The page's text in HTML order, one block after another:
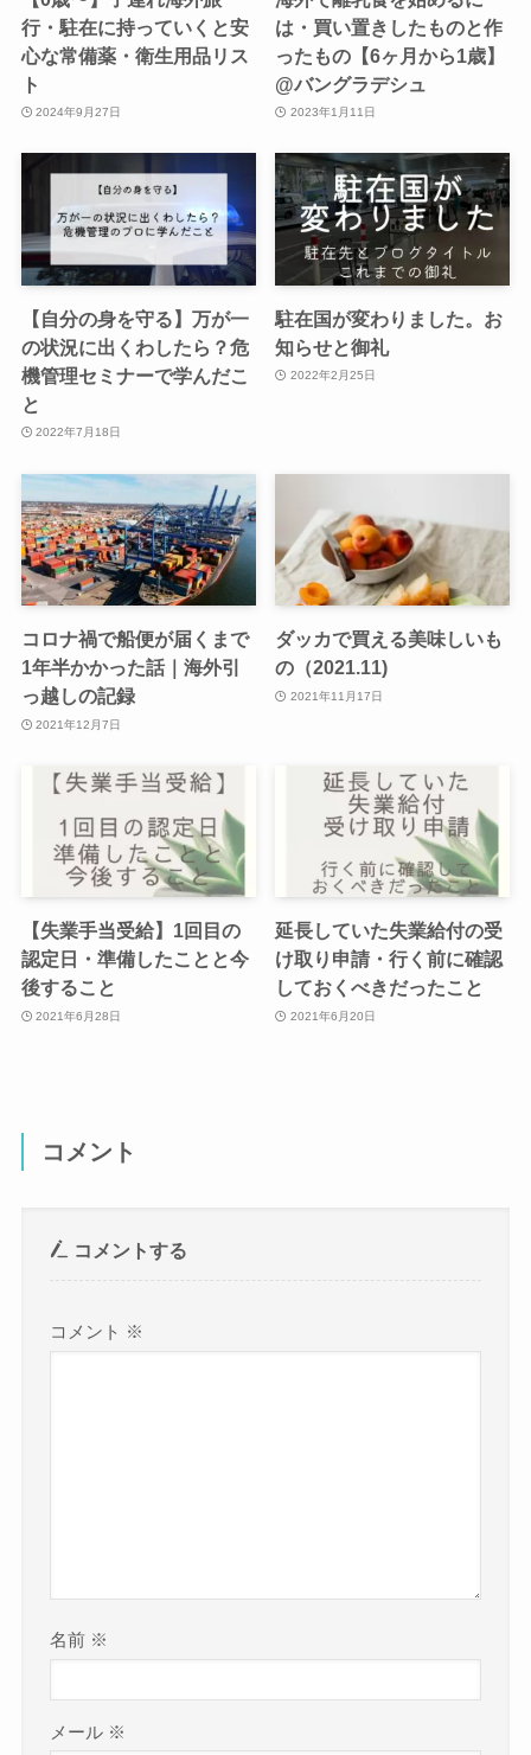
行・駐在に持っていくと安
心な常備薬・衛生用品リス
ト
2024年9月27日
は・買い置きしたものと作
ったもの【6ヶ月から1歳】
@バングラデシュ
2023年1月11日
【自分の身を守る】万が一
の状況に出くわしたら？危
機管理セミナーで学んだこ
と
2022年7月18日
駐在国が変わりました。お
知らせと御礼
2022年2月25日
コロナ禍で船便が届くまで
1年半かかった話｜海外引
っ越しの記録
2021年12月7日
ダッカで買える美味しいも
の（2021.11)
2021年11月17日
【失業手当受給】1回目の
認定日・準備したことと今
後すること
2021年6月28日
延長していた失業給付の受
け取り申請・行く前に確認
しておくべきだったこと
2021年6月20日
コメント
コメントする
コメント ※
名前 ※
メール ※